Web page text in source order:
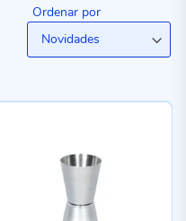
Ordenar por